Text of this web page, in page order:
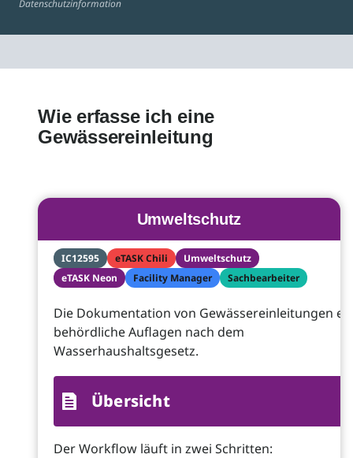
Datenschutzinformation
Wie erfasse ich eine
Gewässereinleitung
Umweltschutz
IC12595 eTASK Chili
Umweltschutz
eTASK Neon
Facility Manager Sachbearbeiter
Die Dokumentation von Gewässereinleitungen
behördliche Auflagen nach dem
Wasserhaushaltsgesetz.
Übersicht
Der Workflow läuft in zwei Schritten: